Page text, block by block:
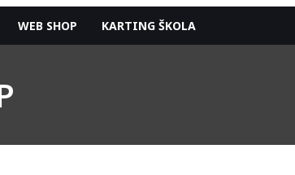
WEB SHOP KARTING ŠKOLA